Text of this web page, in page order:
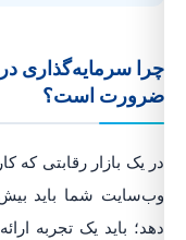
ضرورت است؟
در یک بازار رقابتی که
وب‌سایت شما باید بیش